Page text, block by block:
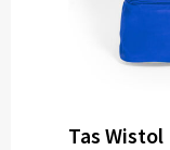
Tas Wistol